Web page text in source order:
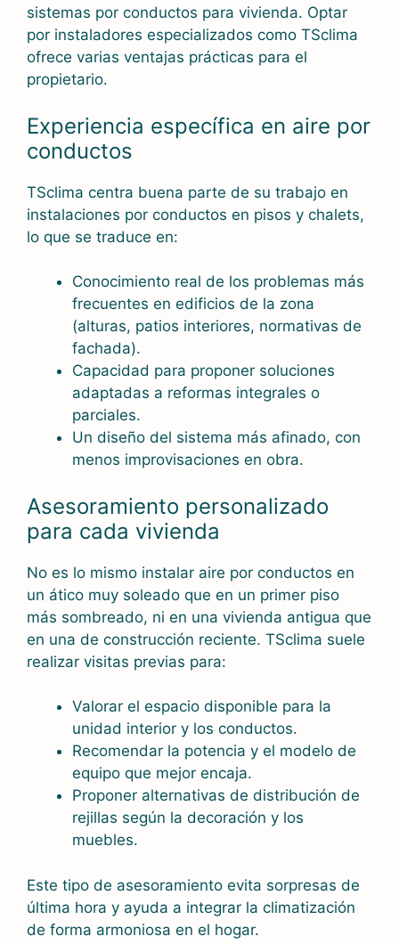
sistemas por conductos para vivienda. Optar
por instaladores especializados como TSclima
ofrece varias ventajas prácticas para el
propietario.
Experiencia específica en aire por
conductos
TSclima centra buena parte de su trabajo en
instalaciones por conductos en pisos y chalets,
lo que se traduce en:
Conocimiento real de los problemas más
frecuentes en edificios de la zona
(alturas, patios interiores, normativas de
fachada).
Capacidad para proponer soluciones
adaptadas a reformas integrales o
parciales.
Un diseño del sistema más afinado, con
menos improvisaciones en obra.
Asesoramiento personalizado
para cada vivienda
No es lo mismo instalar aire por conductos en
un ático muy soleado que en un primer piso
más sombreado, ni en una vivienda antigua que
en una de construcción reciente. TSclima suele
realizar visitas previas para:
Valorar el espacio disponible para la
unidad interior y los conductos.
Recomendar la potencia y el modelo de
equipo que mejor encaja.
Proponer alternativas de distribución de
rejillas según la decoración y los
muebles.
Este tipo de asesoramiento evita sorpresas de
última hora y ayuda a integrar la climatización
de forma armoniosa en el hogar.